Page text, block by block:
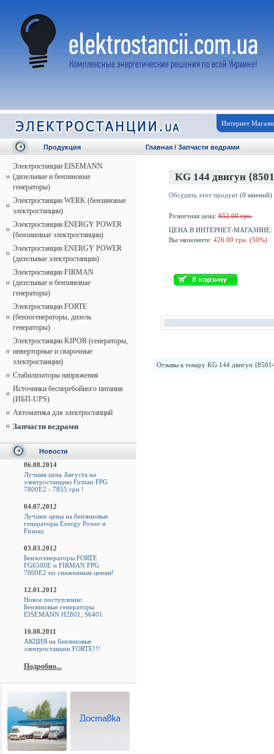
Интернет
Продукция
Электростанции EISEMANN
(дизельные и бензиновые
генераторы)
Электростанции WERK (бензиновые
электростанции)
Электростанции ENERGY POWER
(бензиновые электростанции)
Электростанции ENERGY POWER
(дизельные электростанции)
Электростанции FIRMAN
(дизельные и бензиновые
генераторы)
Электростанции FORTE
(бензогенераторы, дизель
генераторы)
Электростанции KIPOR (генераторы,
инверторные и сварочные
электростанции)
Стабилизаторы напряжения
Источники бесперебойного питания
(ИБП-UPS)
Автоматика для электростанций
Запчасти ведрами
Новости
06.08.2014
Лучшая цена Августа на
электростанцию Firman FPG
7800E2 - 7855 грн !
04.07.2012
Лучшие цены на бензиновые
генераторы Energy Power и
Firman
03.03.2012
Бензогенераторы FORTE
FG6500E и FIRMAN FPG
7800E2 по сниженным ценам!
12.01.2012
Новое поступление:
Бензиновые генераторы
EISEMANN H2801, S6401
10.08.2011
АКЦИЯ на бензиновые
электростанции FORTE!!!
Подробно...
Главная / Запчасти ведрами
KG 144 двигун
Обсудить этот продукт(0 мнений)
Розничная цена:852.00 грн.
ЦЕНА В ИНТЕРНЕТ-МАГАЗИНЕ:
Вы экономите: 426.00 грн. (50%)
Отзывы к товару KG 144 двигун